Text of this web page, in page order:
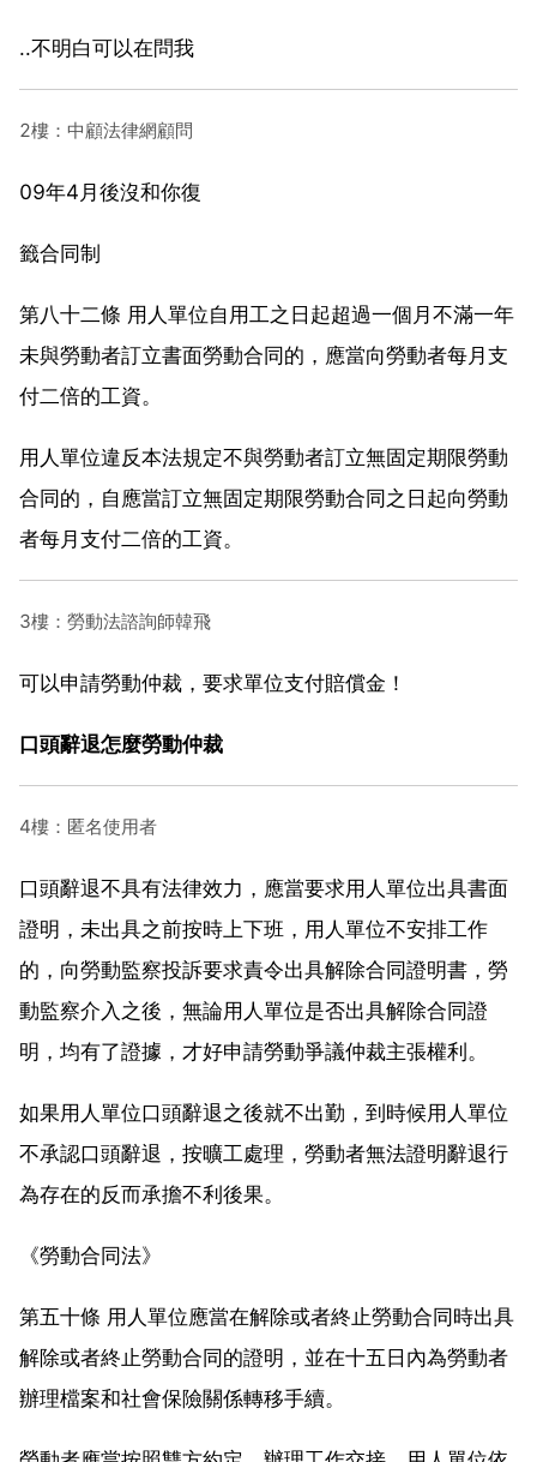
..不明白可以在問我
2樓：中顧法律網顧問
09年4月後沒和你復
籤合同制
第八十二條 用人單位自用工之日起超過一個月不滿一年
未與勞動者訂立書面勞動合同的，應當向勞動者每月支
付二倍的工資。
用人單位違反本法規定不與勞動者訂立無固定期限勞動
合同的，自應當訂立無固定期限勞動合同之日起向勞動
者每月支付二倍的工資。
3樓：勞動法諮詢師韓飛
可以申請勞動仲裁，要求單位支付賠償金！
口頭辭退怎麼勞動仲裁
4樓：匿名使用者
口頭辭退不具有法律效力，應當要求用人單位出具書面
證明，未出具之前按時上下班，用人單位不安排工作
的，向勞動監察投訴要求責令出具解除合同證明書，勞
動監察介入之後，無論用人單位是否出具解除合同證
明，均有了證據，才好申請勞動爭議仲裁主張權利。
如果用人單位口頭辭退之後就不出勤，到時候用人單位
不承認口頭辭退，按曠工處理，勞動者無法證明辭退行
為存在的反而承擔不利後果。
《勞動合同法》
第五十條 用人單位應當在解除或者終止勞動合同時出具
解除或者終止勞動合同的證明，並在十五日內為勞動者
辦理檔案和社會保險關係轉移手續。